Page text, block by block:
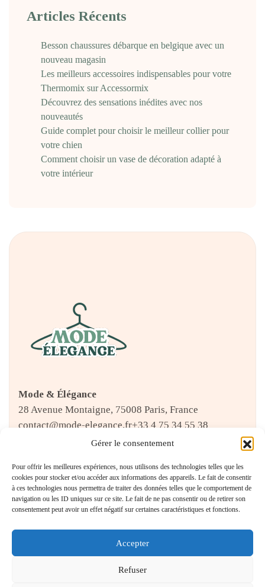
Gérer le consentement
Pour offrir les meilleures expériences, nous utilisons des technologies telles que les
cookies pour stocker et/ou accéder aux informations des appareils. Le fait de consentir
à ces technologies nous permettra de traiter des données telles que le comportement de
navigation ou les ID uniques sur ce site. Le fait de ne pas consentir ou de retirer son
consentement peut avoir un effet négatif sur certaines caractéristiques et fonctions.
Accepter
Refuser
Articles Récents
Besson chaussures débarque en belgique avec un
nouveau magasin
Les meilleurs accessoires indispensables pour votre
Thermomix sur Accessormix
Découvrez des sensations inédites avec nos
nouveautés
Guide complet pour choisir le meilleur collier pour
votre chien
Comment choisir un vase de décoration adapté à
votre intérieur
Mode & Élégance
28 Avenue Montaigne, 75008 Paris, France
contact@mode-elegance.fr+33 4 75 34 55 38
CATÉGORIES
Accessoires Raffinés(19)
Blog(17)
Classiques Intemporels(6)
(16)